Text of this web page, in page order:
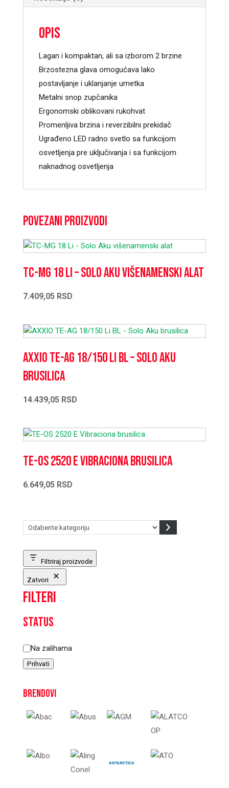
Opis
Lagan i kompaktan, ali sa izborom 2 brzine
Brzostezna glava omogućava lako
postavljanje i uklanjanje umetka
Metalni snop zupčanika
Ergonomski oblikovani rukohvat
Promenljiva brzina i reverzibilni prekidač
Ugrađeno LED radno svetlo sa funkcijom
osvetljenja pre uključivanja i sa funkcijom
naknadnog osvetljenja
Povezani proizvodi
TC-MG 18 Li – Solo Aku višenamenski alat
7.409,05 RSD
AXXIO TE-AG 18/150 Li BL – Solo Aku
brusilica
14.439,05 RSD
TE-OS 2520 E Vibraciona brusilica
6.649,05 RSD
Odaberite
Filtriraj proizvode
Zatvori
Filteri
Status
Status
Na zalihama
Prihvati
Brendovi